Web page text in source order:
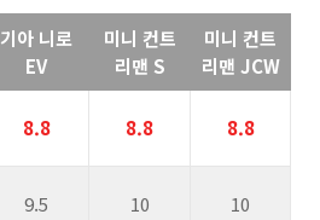
기아 니로
EV
미니 컨트
리맨 S
미니 컨트
리맨 JCW
8.8 8.8 8.8
9.5 10 10